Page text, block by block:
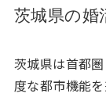
茨城県の婚
茨城県は首都
度な都市機能